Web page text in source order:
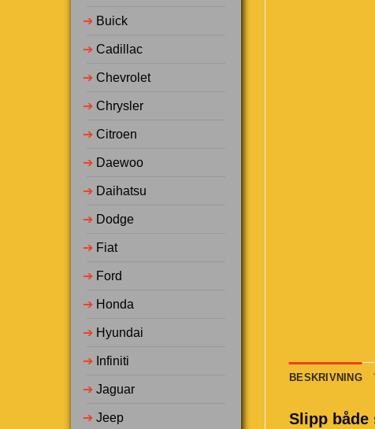
➔ Buick
➔ Cadillac
➔ Chevrolet
➔ Chrysler
➔ Citroen
➔ Daewoo
➔ Daihatsu
➔ Dodge
➔ Fiat
➔ Ford
➔ Honda
➔ Hyundai
➔ Infiniti
➔ Jaguar
➔ Jeep
BESKRIVNING
Slipp